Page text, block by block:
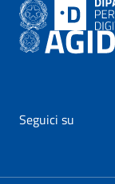
Seguici su